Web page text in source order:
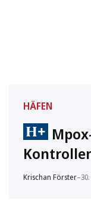
HÄFEN
Krischan Förster–